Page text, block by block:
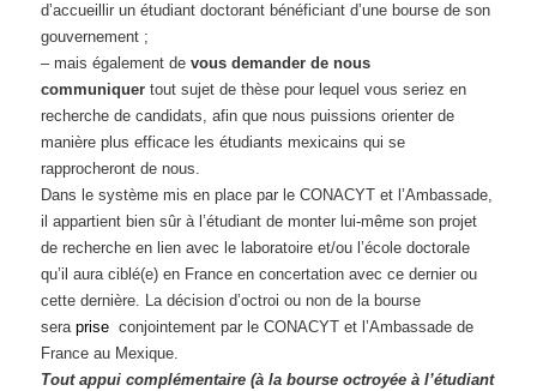
d’accueillir un étudiant doctorant bénéficiant d’une bourse de son
gouvernement ;
– mais également devous demander de nous
communiquer tout sujet de thèse pour lequel vous seriez en
recherche de candidats, afin que nous puissions orienter de
manière plus efficace les étudiants mexicains qui se
rapprocheront de nous.
Dans le système mis en place par le CONACYT et l’Ambassade,
il appartient bien sûr à l’étudiant de monter lui-même son projet
de recherche en lien avec le laboratoire et/ou l’école doctorale
qu’il aura ciblé(e) en France en concertation avec ce dernier ou
cette dernière. La décision d’octroi ou non de la bourse
seraprise conjointement par le CONACYT et l’Ambassade de
France au Mexique.
Tout appui complémentaire (à la bourse octroyée à l’étudiant